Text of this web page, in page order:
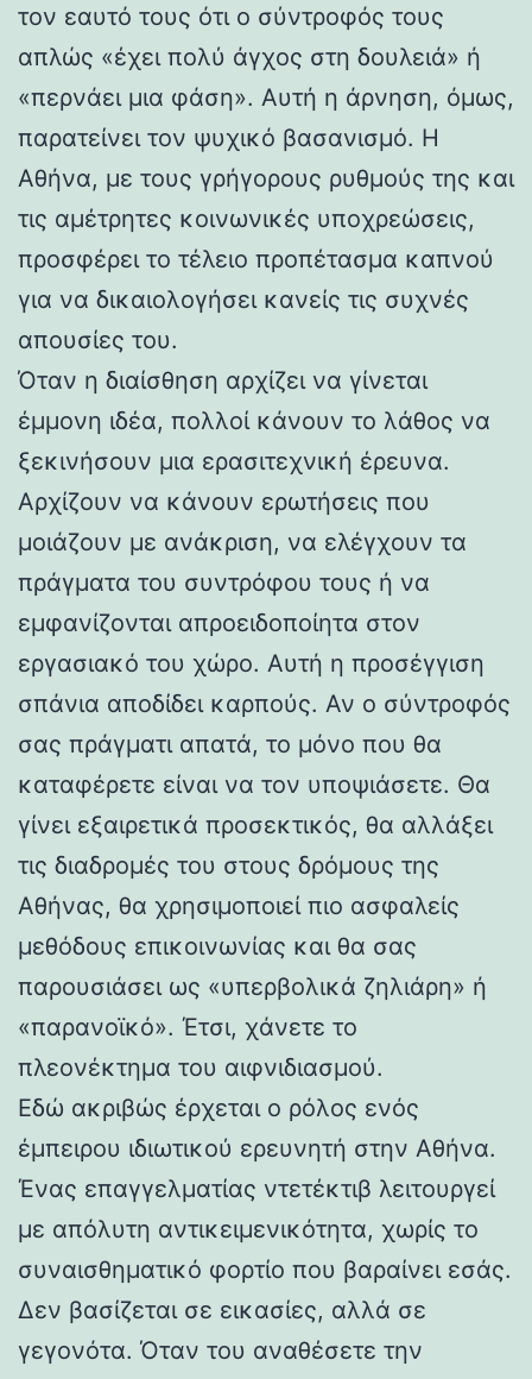
τον εαυτό τους ότι ο σύντροφός τους
απλώς «έχει πολύ άγχος στη δουλειά» ή
«περνάει μια φάση». Αυτή η άρνηση, όμως,
παρατείνει τον ψυχικό βασανισμό. Η
Αθήνα, με τους γρήγορους ρυθμούς της και
τις αμέτρητες κοινωνικές υποχρεώσεις,
προσφέρει το τέλειο προπέτασμα καπνού
για να δικαιολογήσει κανείς τις συχνές
απουσίες του.
Όταν η διαίσθηση αρχίζει να γίνεται
έμμονη ιδέα, πολλοί κάνουν το λάθος να
ξεκινήσουν μια ερασιτεχνική έρευνα.
Αρχίζουν να κάνουν ερωτήσεις που
μοιάζουν με ανάκριση, να ελέγχουν τα
πράγματα του συντρόφου τους ή να
εμφανίζονται απροειδοποίητα στον
εργασιακό του χώρο. Αυτή η προσέγγιση
σπάνια αποδίδει καρπούς. Αν ο σύντροφός
σας πράγματι απατά, το μόνο που θα
καταφέρετε είναι να τον υποψιάσετε. Θα
γίνει εξαιρετικά προσεκτικός, θα αλλάξει
τις διαδρομές του στους δρόμους της
Αθήνας, θα χρησιμοποιεί πιο ασφαλείς
μεθόδους επικοινωνίας και θα σας
παρουσιάσει ως «υπερβολικά ζηλιάρη» ή
«παρανοϊκό». Έτσι, χάνετε το
πλεονέκτημα του αιφνιδιασμού.
Εδώ ακριβώς έρχεται ο ρόλος ενός
έμπειρου ιδιωτικού ερευνητή στην Αθήνα.
Ένας επαγγελματίας ντετέκτιβ λειτουργεί
με απόλυτη αντικειμενικότητα, χωρίς το
συναισθηματικό φορτίο που βαραίνει εσάς.
Δεν βασίζεται σε εικασίες, αλλά σε
γεγονότα. Όταν του αναθέσετε την